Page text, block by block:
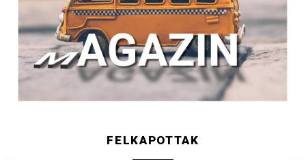
FELKAPOTTAK